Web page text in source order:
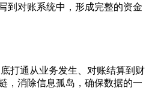
到对账系统中，形成完整的资金
打通从业务发生、对账结算到财
，消除信息孤岛，确保数据的一